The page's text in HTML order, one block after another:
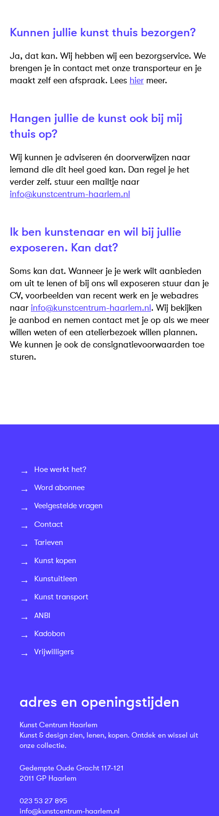
Kunnen jullie kunst thuis bezorgen?
Ja, dat kan. Wij hebben wij een bezorgservice. We
brengen je in contact met onze transporteur en je
maakt zelf een afspraak. Lees hier meer.
Hangen jullie de kunst ook bij mij
thuis op?
Wij kunnen je adviseren én doorverwijzen naar
iemand die dit heel goed kan. Dan regel je het
verder zelf. stuur een mailtje naar
info@kunstcentrum-haarlem.nl
Ik ben kunstenaar en wil bij jullie
exposeren. Kan dat?
Soms kan dat. Wanneer je je werk wilt aanbieden
om uit te lenen of bij ons wil exposeren stuur dan je
CV, voorbeelden van recent werk en je webadres
naar info@kunstcentrum-haarlem.nl. Wij bekijken
je aanbod en nemen contact met je op als we meer
willen weten of een atelierbezoek willen plannen.
We kunnen je ook de consignatievoorwaarden toe
sturen.
Hoe werkt het?
Word abonnee
Veelgestelde vragen
Contact
Tarieven
Kunst kopen
Kunstuitleen
Kunst transport
ANBI
Kadobon
Vrijwilligers
adres en openingstijden
Kunst Centrum Haarlem
Kunst & design zien, lenen, kopen. Ontdek en wissel uit
onze collectie.
Gedempte Oude Gracht 117-121
2011 GP Haarlem
023 53 27 895
info@kunstcentrum-haarlem.nl